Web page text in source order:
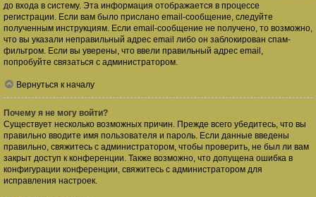
до входа в систему. Эта информация отображается в процессе
регистрации. Если вам было прислано email-сообщение, следуйте
полученным инструкциям. Если email-сообщение не получено, то возможно,
что вы указали неправильный адрес email либо он заблокирован спам-
фильтром. Если вы уверены, что ввели правильный адрес email,
попробуйте связаться с администратором.
Вернуться к началу
Почему я не могу войти?
Существует несколько возможных причин. Прежде всего убедитесь, что вы
правильно вводите имя пользователя и пароль. Если данные введены
правильно, свяжитесь с администратором, чтобы проверить, не был ли вам
закрыт доступ к конференции. Также возможно, что допущена ошибка в
конфигурации конференции, свяжитесь с администратором для
исправления настроек.